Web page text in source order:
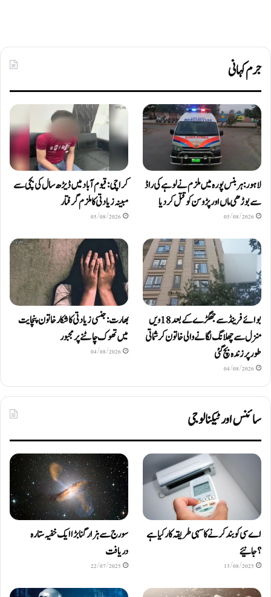
جرم کہانی
لاہور: ہربنس پورہ میں ملزم نے لوہے کی راڈ
سے بوڑھی ماں اور پڑوسن کو قتل کر دیا
05/08/2026
کراچی: قیوم آباد میں ڈیڑھ سال کی بچی سے
مبینہ زیادتی کا ملزم گرفتار
05/08/2026
بوائے فرینڈ سے جھگڑے کے بعد 18 ویں
منزل سے چھلانگ لگانے والی خاتون کرشماتی
طور پر زندہ بچ گئی
04/08/2026
بھارت: جنسی زیادتی کا شکار خاتون پنچایت
میں تھوک چاٹنے پر مجبور
04/08/2026
سائنس اور ٹیکنالوجی
اے سی کو بند کرنے کا سہی طریقہ کار کیا ہے
؟ جانیئے
13/08/2025
سورج سے ہزار گنا بڑا ایک خفیہ ستارہ
دریافت
22/07/2025